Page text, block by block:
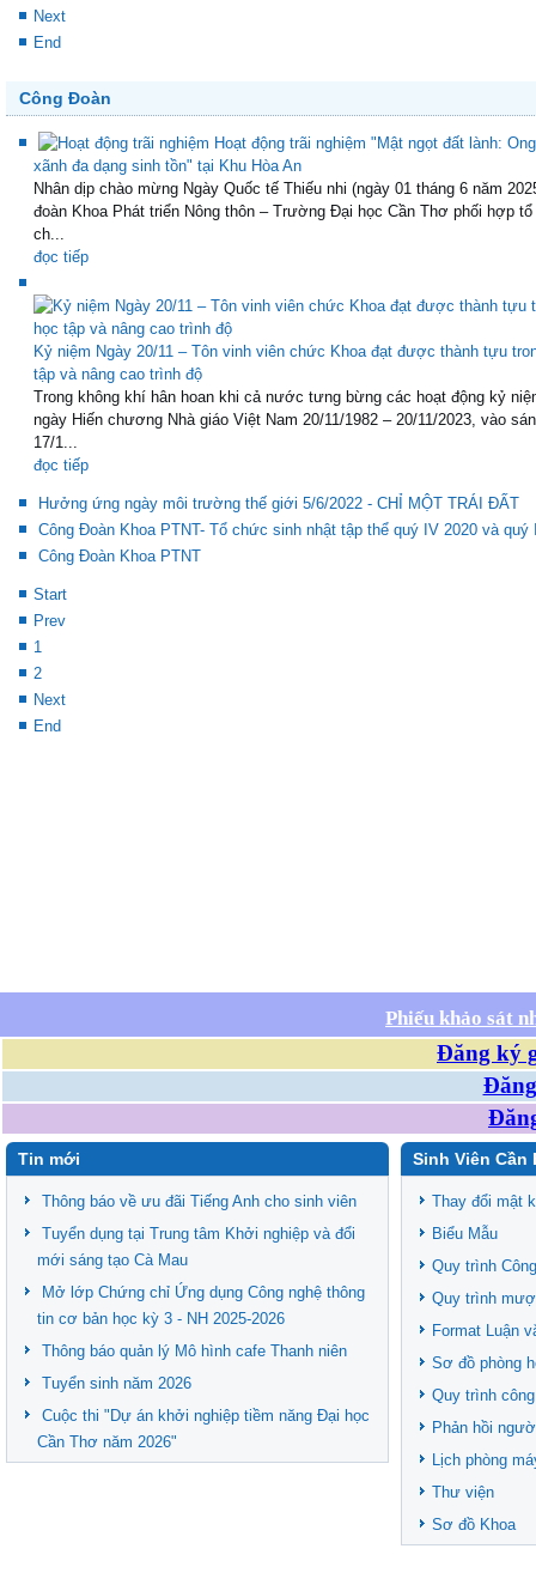
Next
End
Công Đoàn
Hoạt động trãi nghiệm "Mật ngọt đất lành:
xãnh đa dạng sinh tồn" tại Khu Hòa An
Nhân dịp chào mừng Ngày Quốc tế Thiếu nhi (ngày 01 tháng 6 năm
đoàn Khoa Phát triển Nông thôn – Trường Đại học Cần Thơ phối hợp
ch...
đọc tiếp
Kỷ niệm Ngày 20/11 – Tôn vinh viên chức Khoa đạt được thành tựu
tập và nâng cao trình độ
Trong không khí hân hoan khi cả nước tưng bừng các hoạt động kỷ
ngày Hiến chương Nhà giáo Việt Nam 20/11/1982 – 20/11/2023, vào
17/1...
đọc tiếp
Hưởng ứng ngày môi trường thế giới 5/6/2022 - CHỈ MỘT TRÁI ĐẤT
Công Đoàn Khoa PTNT- Tổ chức sinh nhật tập thể quý IV 2020 và quý
Công Đoàn Khoa PTNT
Start
Prev
1
2
Next
End
Phiếu khảo sát
Đăng ký
Tin mới
Thông báo về ưu đãi Tiếng Anh cho sinh viên
Tuyển dụng tại Trung tâm Khởi nghiệp và đổi
mới sáng tạo Cà Mau
Mở lớp Chứng chỉ Ứng dụng Công nghệ thông
tin cơ bản học kỳ 3 - NH 2025-2026
Thông báo quản lý Mô hình cafe Thanh niên
Tuyển sinh năm 2026
Cuộc thi "Dự án khởi nghiệp tiềm năng Đại học
Cần Thơ năm 2026"
Sinh Viên Cần
Thay đổi mật
Biểu Mẫu
Quy trình
Quy trình
Format Luận
Sơ đồ phòng
Quy trình
Phản hồi
Lịch phòng
Thư viện
Sơ đồ Khoa